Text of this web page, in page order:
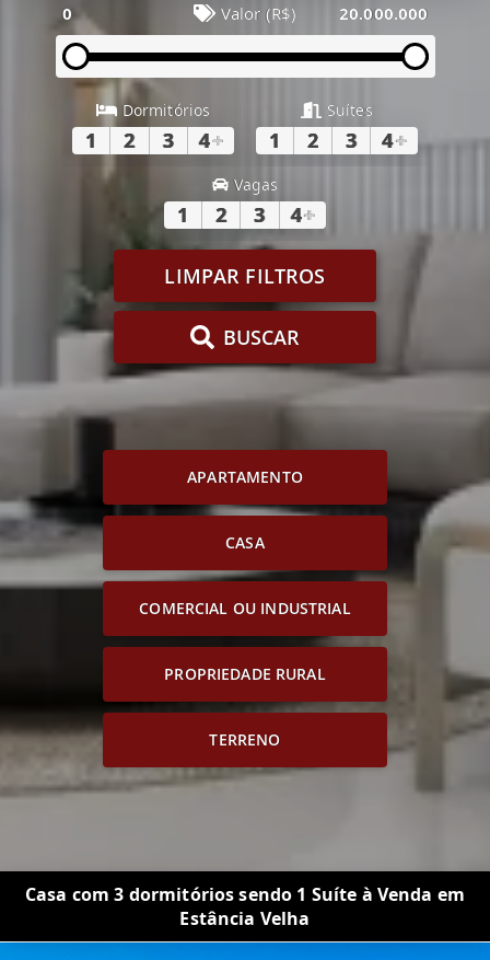
0 Valor (R$) 20.000.000
Dormitórios
1 2 3 4+
Suítes
1 2 3 4+
Vagas
1 2 3 4+
LIMPAR FILTROS
BUSCAR
APARTAMENTO
CASA
COMERCIAL OU INDUSTRIAL
PROPRIEDADE RURAL
TERRENO
Casa com 3 dormitórios sendo 1 Suíte à Venda em
Estância Velha